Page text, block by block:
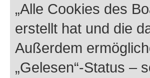
„Alle Cookies des
erstellt hat und die
Außerdem
„Gelesen“-Status –